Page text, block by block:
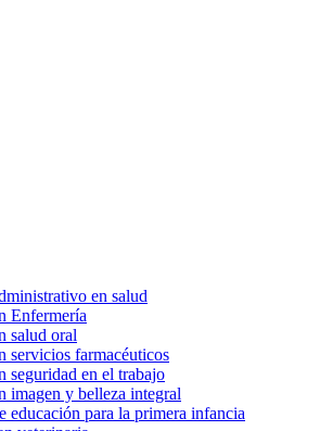
en salud
Enfermería
salud oral
servicios farmacéuticos
seguridad en el trabajo
imagen y belleza integral
educación para la primera infancia